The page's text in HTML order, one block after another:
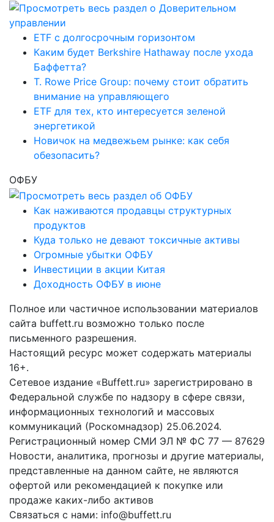
ETF с долгосрочным горизонтом
Каким будет Berkshire Hathaway после ухода
Баффетта?
T. Rowe Price Group: почему стоит обратить
внимание на управляющего
ETF для тех, кто интересуется зеленой
энергетикой
Новичок на медвежьем рынке: как себя
обезопасить?
ОФБУ
Как наживаются продавцы структурных
продуктов
Куда только не девают токсичные активы
Огромные убытки ОФБУ
Инвестиции в акции Китая
Доходность ОФБУ в июне
Полное или частичное использовании материалов
сайта buffett.ru возможно только после
письменного разрешения.
Настоящий ресурс может содержать материалы
16+.
Сетевое издание «Buffett.ru» зарегистрировано в
Федеральной службе по надзору в сфере связи,
информационных технологий и массовых
коммуникаций (Роскомнадзор) 25.06.2024.
Регистрационный номер СМИ ЭЛ № ФС 77 — 87629
Новости, аналитика, прогнозы и другие материалы,
представленные на данном сайте, не являются
офертой или рекомендацией к покупке или
продаже каких-либо активов
Связаться с нами: info@buffett.ru